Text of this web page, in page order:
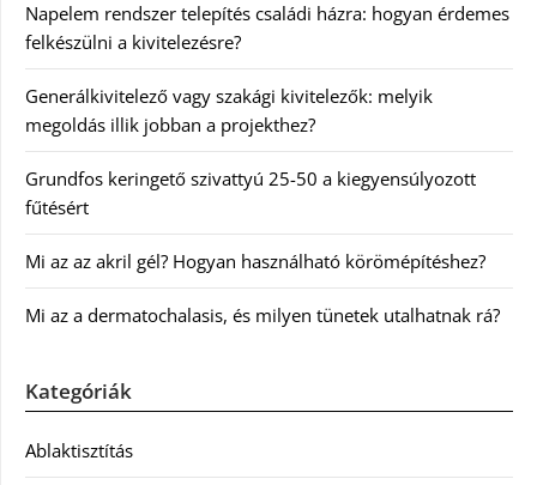
Napelem rendszer telepítés családi házra: hogyan érdemes
felkészülni a kivitelezésre?
Generálkivitelező vagy szakági kivitelezők: melyik
megoldás illik jobban a projekthez?
Grundfos keringető szivattyú 25-50 a kiegyensúlyozott
fűtésért
Mi az az akril gél? Hogyan használható körömépítéshez?
Mi az a dermatochalasis, és milyen tünetek utalhatnak rá?
Kategóriák
Ablaktisztítás